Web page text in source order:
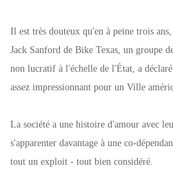
Il est très douteux qu'en à peine trois
Jack Sanford de Bike Texas, un groupe
non lucratif à l'échelle de l'État, a
assez impressionnant pour un Ville
La société a une histoire d'amour avec
s'apparenter davantage à une co-
tout un exploit - tout bien considéré.